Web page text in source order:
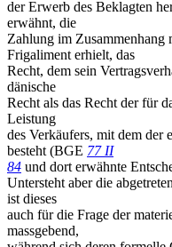
der Erwerb des Beklagten
erwähnt, die
Zahlung im Zusammenhang
Frigaliment erhielt, das
Recht, dem sein
dänische
Recht als das Recht der für
Leistung
des Verkäufers, mit dem der
besteht (BGE 77 II
84 und dort erwähnte
Untersteht aber die
ist dieses
auch für die Frage der
massgebend,